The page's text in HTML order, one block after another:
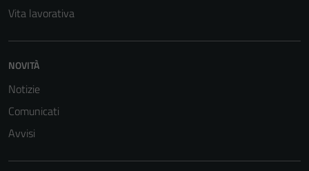
Vita lavorativa
NOVITÀ
Notizie
Comunicati
Avvisi